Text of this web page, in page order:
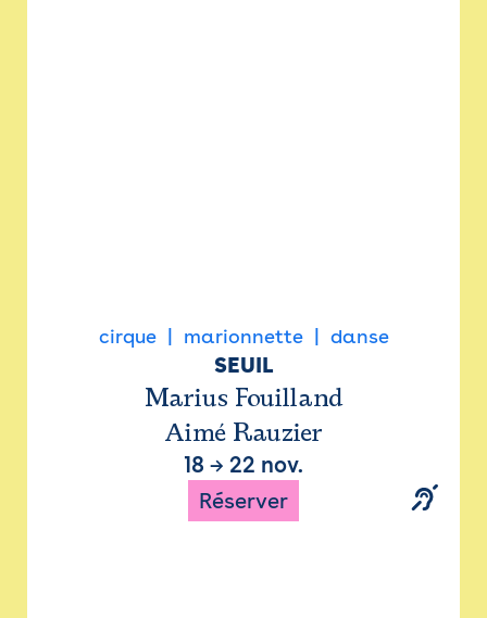
cirque marionnette danse
SEUIL
Marius Fouilland
Aimé Rauzier
18 → 22 nov.
Réserver